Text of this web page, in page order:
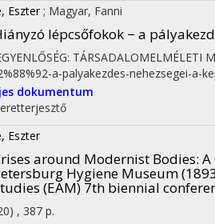
Eszter ; Magyar, Fanni
lépcsőfokok − a
TÁRSADALOMELMÉLETI
a-palyakezdes-nehezsegei-a-
dokumentum
Eszter
around Modernist Bodies:
Hygiene Museum
(EAM) 7th biennial
, 387 p.